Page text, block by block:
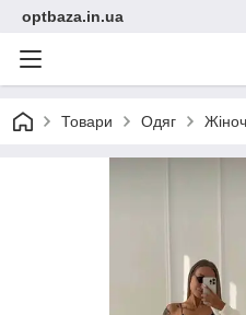
optbaza.in.ua
Товари Одяг